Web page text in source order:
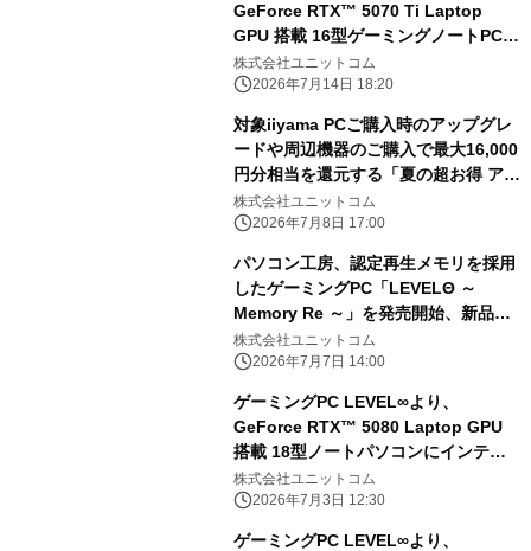
GeForce RTX™ 5070 Ti Laptop
GPU 搭載 16型ゲーミングノートPCに
インテル® Core™ Ultra 7 プロセッサ
ー 270HX Plus搭載モデルが登場
株式会社ユニットコム
2026年7月14日 18:20
対象iiyama PCご購入時のアップグレ
ードや周辺機器のご購入で最大16,000
円分相当を還元する「夏の超お得 アッ
プグレード還元祭」を7月9日から7月
23日までの期間限定で開催
株式会社ユニットコム
2026年7月8日 17:00
パソコン工房、認定再生メモリを採用
したゲーミングPC「LEVELΘ ～
Memory Re ～」を発売開始、新品同
等の品質保証とカスタマイズ性を両立
し、パソコン工房ならではのお求めや
3050搭載で10万円以下のモデルもラ
インナップ
株式会社ユニットコム
2026年7月7日 14:00
ゲーミングPC LEVEL∞より、
GeForce RTX™ 5080 Laptop GPU
搭載 18型ノートパソコンにインテル®
Core™ Ultra 7 プロセッサー 270HX
Plus搭載モデルが登場
株式会社ユニットコム
2026年7月3日 12:30
ゲーミングPC LEVEL∞より、